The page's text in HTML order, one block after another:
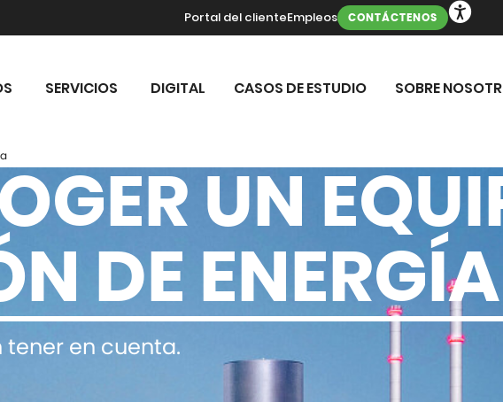
Portal del clienteEmpleos CONTÁCTENOS
SERVICIOS DIGITAL CASOS DE ESTUDIO SOBRE
UN
DE ENERGÍA
en cuenta.